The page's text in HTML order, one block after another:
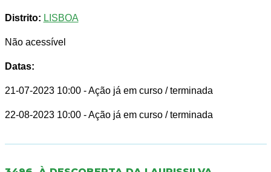
Distrito: LISBOA
Não acessível
Datas:
21-07-2023 10:00 - Ação já em curso / terminada
22-08-2023 10:00 - Ação já em curso / terminada